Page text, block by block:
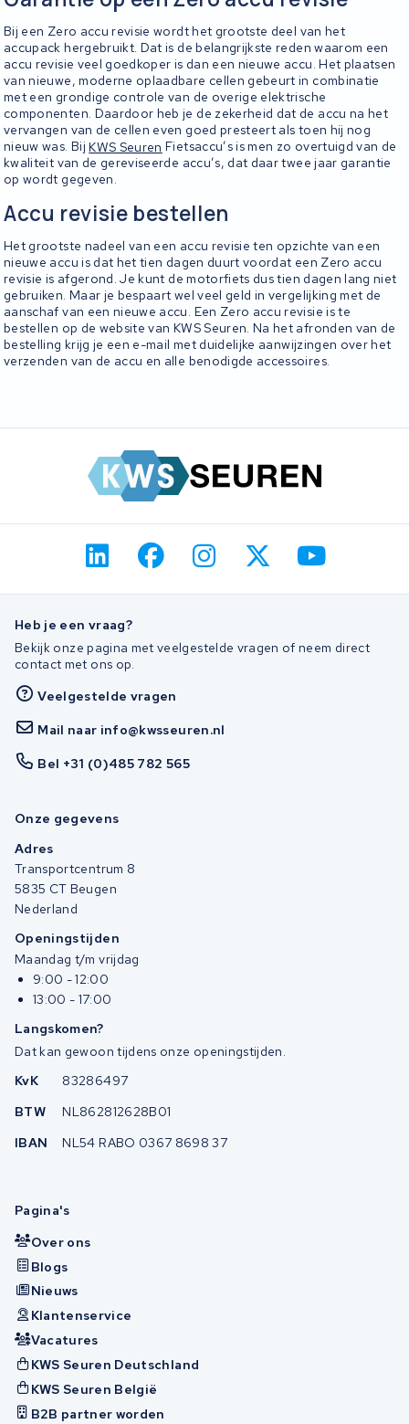
Bij een Zero accu revisie wordt het grootste deel van het
accupack hergebruikt. Dat is de belangrijkste reden waarom een
accu revisie veel goedkoper is dan een nieuwe accu. Het plaatsen
van nieuwe, moderne oplaadbare cellen gebeurt in combinatie
met een grondige controle van de overige elektrische
componenten. Daardoor heb je de zekerheid dat de accu na het
vervangen van de cellen even goed presteert als toen hij nog
nieuw was. BijKWS Seuren Fietsaccu’s is men zo overtuigd van de
kwaliteit van de gereviseerde accu’s, dat daar twee jaar garantie
op wordt gegeven.
Accu revisie bestellen
Het grootste nadeel van een accu revisie ten opzichte van een
nieuwe accu is dat het tien dagen duurt voordat een Zero accu
revisie is afgerond. Je kunt de motorfiets dus tien dagen lang niet
gebruiken. Maar je bespaart wel veel geld in vergelijking met de
aanschaf van een nieuwe accu. Een Zero accu revisie is te
bestellen op de website van KWS Seuren. Na het afronden van de
bestelling krijg je een e-mail met duidelijke aanwijzingen over het
verzenden van de accu en alle benodigde accessoires.
Heb je een vraag?
Bekijk onze pagina met veelgestelde vragen of neem direct
contact met ons op.
Veelgestelde vragen
Mail naar info@kwsseuren.nl
Bel +31 (0)485 782 565
Onze gegevens
Adres
Transportcentrum 8
5835 CT Beugen
Nederland
Openingstijden
Maandag t/m vrijdag
9:00 - 12:00
13:00 - 17:00
Langskomen?
Dat kan gewoon tijdens onze openingstijden.
KvK
83286497
BTW
NL862812628B01
IBAN
NL54 RABO 0367 8698 37
Pagina's
Over ons
Blogs
Nieuws
Klantenservice
Vacatures
KWS Seuren Deutschland
KWS Seuren België
B2B partner worden